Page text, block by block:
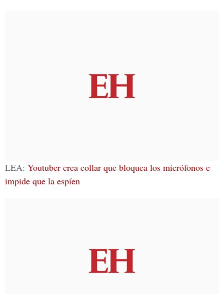
LEA: Youtuber crea collar que bloquea los micrófonos e
impide que la espíen